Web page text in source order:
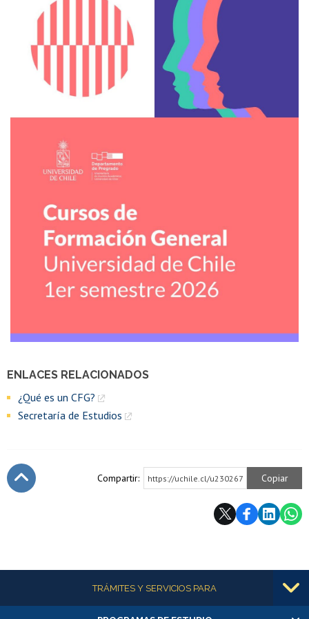
ENLACES RELACIONADOS
¿Qué es un CFG?
Secretaría de Estudios
Compartir: https://uchile.cl/u230267 Copiar
Más informaciónTRÁMITES Y SERVICIOS PARA